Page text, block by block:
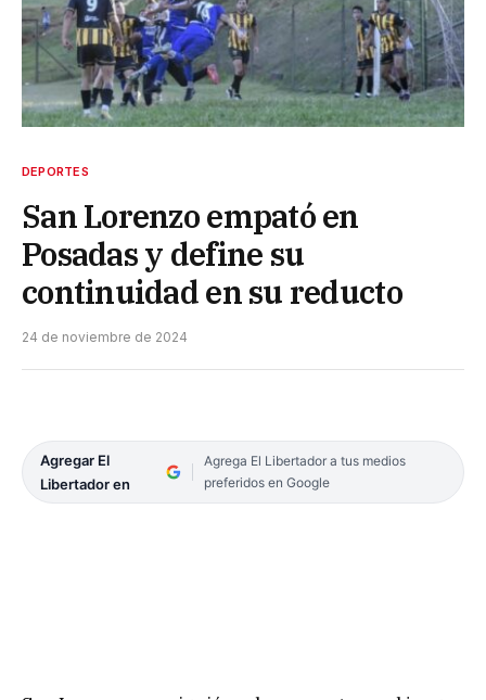
DEPORTES
San Lorenzo empató en
Posadas y define su
continuidad en su reducto
24 de noviembre de 2024
Agregar El
Libertador en
Agrega El Libertador a tus medios
preferidos en Google